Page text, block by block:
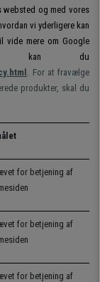
websted og med vores
vi yderligere kan
vide mere om Google
kan du
. For at fravælge
produkter, skal du
for betjening af
for betjening af
for betjening af